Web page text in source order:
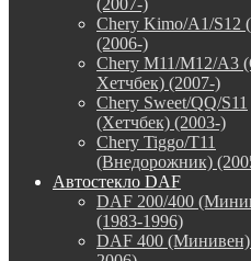
Chery Kimo/A1/S12
(2006-)
Chery M11/M12/A3
Хетчбек) (2007-)
Chery Sweet/QQ/S11
(Хетчбек) (2003-)
Chery Tiggo/T11
(Внедорожник)
Автостекло DAF
DAF 200/400
(1983-1996)
DAF 400 (Минивен)